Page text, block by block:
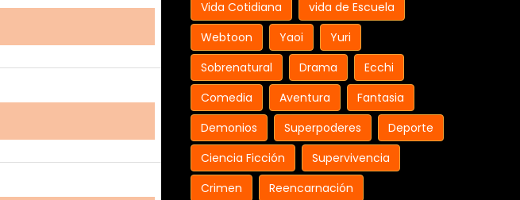
Vida Cotidiana
vida de Escuela
Webtoon
Yaoi
Yuri
Sobrenatural
Drama
Ecchi
Comedia
Aventura
Fantasia
Demonios
Superpoderes
Deporte
Ciencia Ficción
Supervivencia
Crimen
Reencarnación